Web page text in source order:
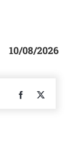
10/08/2026
Facebook